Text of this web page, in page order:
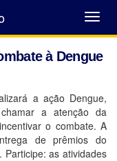
Abrir
Menu
à Dengue
a ação Dengue,
a atenção da
o combate. A
de prêmios do
as atividades